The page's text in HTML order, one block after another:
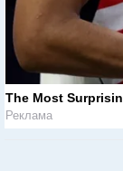
The Most
Реклама